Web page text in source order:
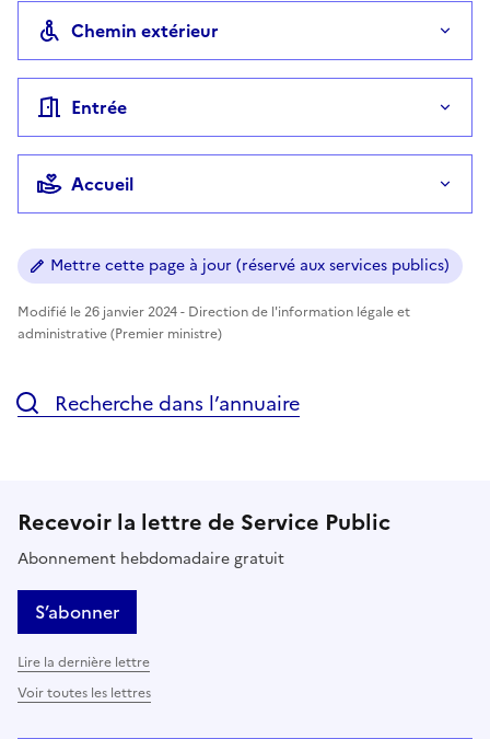
Chemin extérieur
Entrée
Accueil
Mettre cette page à jour (réservé aux services publics)
Modifié le 26 janvier 2024 - Direction de l'information légale et
administrative (Premier ministre)
Recherche dans l’annuaire
Recevoir la lettre de Service Public
Abonnement hebdomadaire gratuit
S’abonner
Lire la dernière lettre
Voir toutes les lettres